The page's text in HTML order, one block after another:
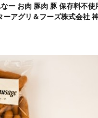
ー お肉 豚肉 豚 保存料不
アグリ＆フーズ株式会社